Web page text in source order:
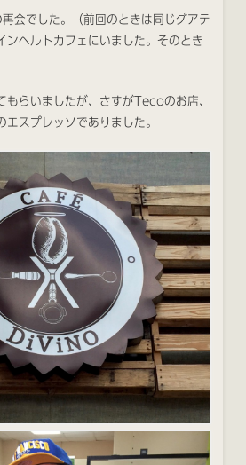
会でした。（前回のときは同じグアテ
ンヘルトカフェにいました。そのとき
もらいましたが、さすがTecoのお店、
スプレッソでありました。